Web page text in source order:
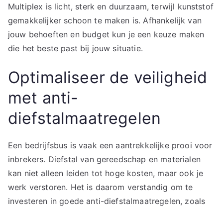
Multiplex is licht, sterk en duurzaam, terwijl kunststof
gemakkelijker schoon te maken is. Afhankelijk van
jouw behoeften en budget kun je een keuze maken
die het beste past bij jouw situatie.
Optimaliseer de veiligheid
met anti-
diefstalmaatregelen
Een bedrijfsbus is vaak een aantrekkelijke prooi voor
inbrekers. Diefstal van gereedschap en materialen
kan niet alleen leiden tot hoge kosten, maar ook je
werk verstoren. Het is daarom verstandig om te
investeren in goede anti-diefstalmaatregelen, zoals